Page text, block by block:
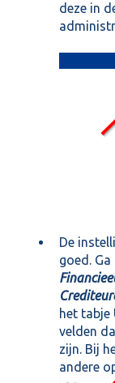
deze in
De
goed.
het tabje
velden
zijn. Bij
andere